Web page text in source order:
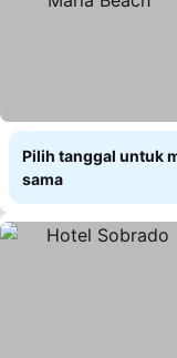
Pilih tanggal untuk
sama